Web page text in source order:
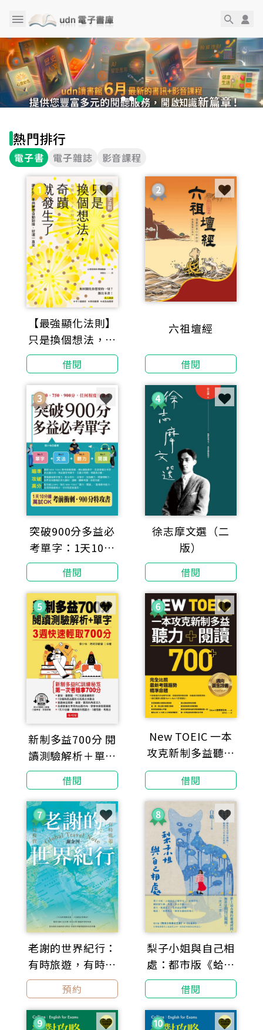
熱門排行
電子書 電子雜誌 影音課程
【最強顯化法則】
只是換個想法，奇
蹟就發生了：讓
〔內在頻率〕與
〔夢想〕自動對
接，好運一直來
借閱
六祖壇經
借閱
突破900分多益必
考單字：1天10分
鐘，輕鬆考高分
（附線上MP3）
借閱
徐志摩文選（二
版）
借閱
新制多益700分 閱
讀測驗解析＋單字
（QR-Code版）
借閱
New TOEIC 一本
攻克新制多益聽力
＋閱讀700＋ ：完
全比照最新考題趨
勢精準命題（附
QR Code線上音
檔）
借閱
老謝的世界紀行：
有時旅遊，有時投
資
預約
梨子小姐與自己相
處：都市版《蛤蟆
先生去看心理
師》，一場徹底治
癒現代人生命內耗
借閱